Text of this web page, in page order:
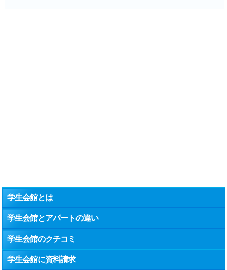
学生会館とは
学生会館とアパートの違い
学生会館のクチコミ
学生会館に資料請求